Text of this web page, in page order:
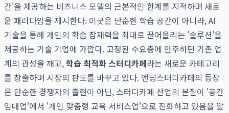
간'을 제공하는 비즈니스 모델의 근본적인 한계를 지적하며 새로
운 패러다임을 제시한다. 이곳은 단순한 학습 공간이 아니라, AI
기술을 통해 개인의 학습 잠재력을 최대로 끌어올리는 '솔루션'을
제공하는 기술 기업에 가깝다. 고정된 수요층에 안주하던 기존 업
계의 관성을 깨고,학습 최적화 스터디카페라는 새로운 카테고리
를 창출하며 시장의 판도를 바꾸고 있다. 앤딩스터디카페의 등장
은 단순한 경쟁자의 출현이 아닌, 스터디카페 산업의 본질이 '공간
임대업'에서 '개인 맞춤형 교육 서비스업'으로 진화하고 있음을 알